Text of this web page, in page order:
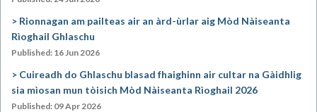
Rionnagan am pailteas air an àrd-ùrlar aig Mòd Nàiseanta
Rìoghail Ghlaschu
Published: 16 Jun 2026
Cuireadh do Ghlaschu blasad fhaighinn air cultar na Gàidhlig
sia mìosan mun tòisich Mòd Nàiseanta Rìoghail 2026
Published: 09 Apr 2026